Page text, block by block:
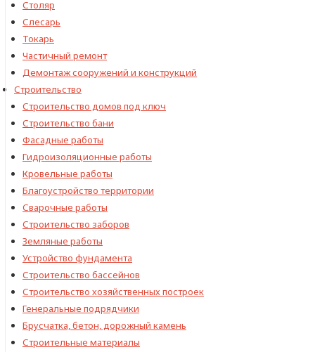
Столяр
Слесарь
Токарь
Частичный ремонт
Демонтаж сооружений и конструкций
Строительство
Строительство домов под ключ
Строительство бани
Фасадные работы
Гидроизоляционные работы
Кровельные работы
Благоустройство территории
Сварочные работы
Строительство заборов
Земляные работы
Устройство фундамента
Строительство бассейнов
Строительство хозяйственных построек
Генеральные подрядчики
Брусчатка, бетон, дорожный камень
Строительные материалы